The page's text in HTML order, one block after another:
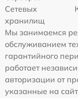
Сетевых
хранилищ
Мы занимаемся
обслуживанием
гарантийного
работает
авторизации от
указанные на